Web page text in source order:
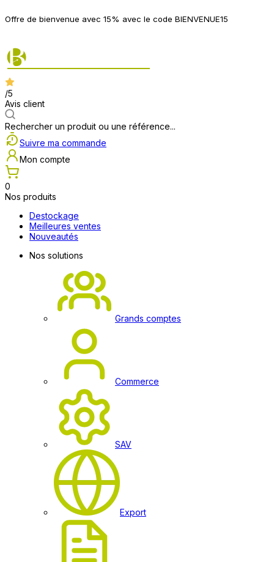
Offre de bienvenue avec 15% avec le code BIENVENUE15
/5
Avis client
Rechercher un produit ou une référence...
Suivre ma commande
Mon compte
0
Nos produits
Destockage
Meilleures ventes
Nouveautés
Nos solutions
Grands comptes
Commerce
SAV
Export